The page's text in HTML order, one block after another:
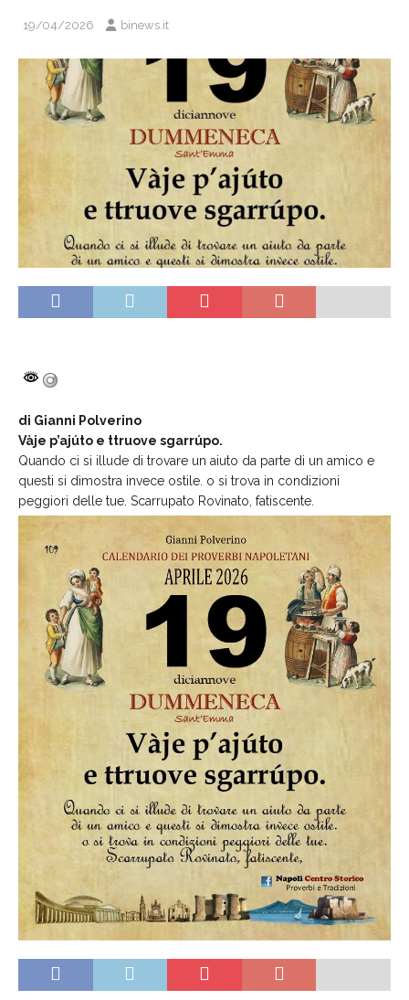
19/04/2026 binews.it
di Gianni Polverino
Vàje p’ajúto e ttruove sgarrúpo.
Quando ci si illude di trovare un aiuto da parte di un amico e
questi si dimostra invece ostile. o si trova in condizioni
peggiori delle tue. Scarrupato Rovinato, fatiscente.